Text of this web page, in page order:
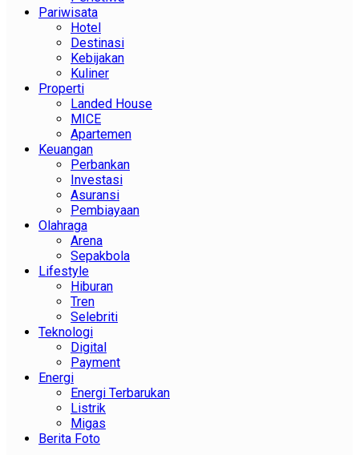
Pariwisata
Hotel
Destinasi
Kebijakan
Kuliner
Properti
Landed House
MICE
Apartemen
Keuangan
Perbankan
Investasi
Asuransi
Pembiayaan
Olahraga
Arena
Sepakbola
Lifestyle
Hiburan
Tren
Selebriti
Teknologi
Digital
Payment
Energi
Energi Terbarukan
Listrik
Migas
Berita Foto